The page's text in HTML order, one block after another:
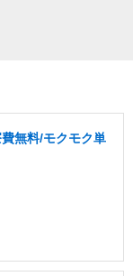
無料/モクモク単